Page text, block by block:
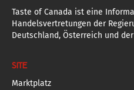
Taste of Canada ist eine
Handelsvertretungen der
Deutschland, Österreich und
SITE
Marktplatz